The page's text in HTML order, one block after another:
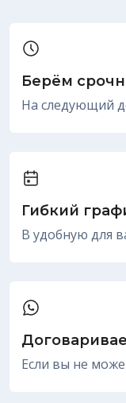
Берём
На следующий
Гибкий
В удобную для
Если вы не